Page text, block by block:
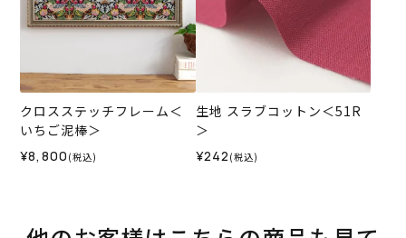
クロスステッチフレーム＜
いちご泥棒＞
¥8,800 (税込)
生地 スラブコットン＜51R
＞
¥242 (税込)